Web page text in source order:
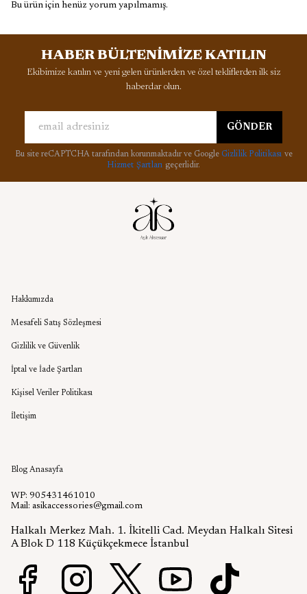
Bu ürün için henüz yorum yapılmamış.
HABER BÜLTENİMİZE KATILIN
Ekibimize katılın ve yeni gelen ürünlerden ve özel tekliflerden ilk siz
haberdar olun.
GÖNDER
Bu site reCAPTCHA tarafından korunmaktadır ve Google Gizlilik Politikası ve
Hizmet Şartları geçerlidir.
Hakkımızda
Mesafeli Satış Sözleşmesi
Gizlilik ve Güvenlik
İptal ve İade Şartları
Kişisel Veriler Politikası
İletişim
Blog Anasayfa
WP: 905431461010
Mail: asikaccessories@gmail.com
Halkalı Merkez Mah. 1. İkitelli Cad. Meydan Halkalı Sitesi
A Blok D 118 Küçükçekmece İstanbul